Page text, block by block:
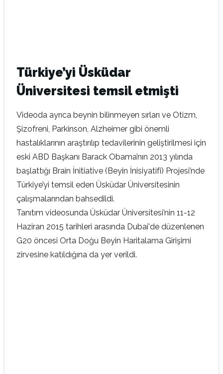
Türkiye’yi Üsküdar
Üniversitesi temsil etmişti
Videoda ayrıca beynin bilinmeyen sırları ve Otizm,
Şizofreni, Parkinson, Alzheimer gibi önemli
hastalıklarının araştırılıp tedavilerinin geliştirilmesi için
eski ABD Başkanı Barack Obama’nın 2013 yılında
başlattığı Brain İnitiative (Beyin İnisiyatifi) Projesi’nde
Türkiye’yi temsil eden Üsküdar Üniversitesinin
çalışmalarından bahsedildi.
Tanıtım videosunda Üsküdar Üniversitesi’nin 11-12
Haziran 2015 tarihleri arasında Dubai'de düzenlenen
G20 öncesi Orta Doğu Beyin Haritalama Girişimi
zirvesine katıldığına da yer verildi.